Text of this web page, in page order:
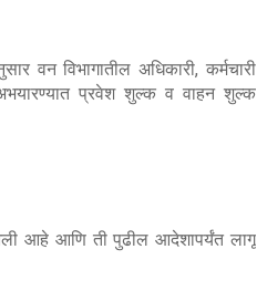
वन विभागातील अधिकारी, कर्मचारी
अभयारण्यात प्रवेश शुल्क व वाहन शुल्क
आहे आणि ती पुढील आदेशापर्यंत लागू